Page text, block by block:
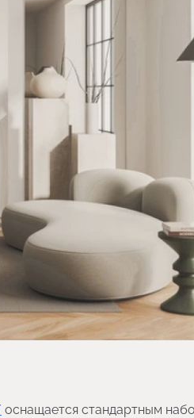
оснащается стандартным